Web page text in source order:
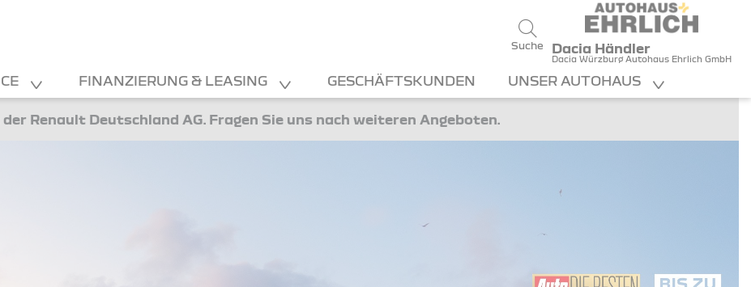
Suche Dacia Händler
Dacia Würzburg Autohaus Ehrlich GmbH
FINANZIERUNG & LEASING GESCHÄFTSKUNDEN UNSER AUTOHAUS
Renault Deutschland AG. Fragen Sie uns nach weiteren Angeboten.